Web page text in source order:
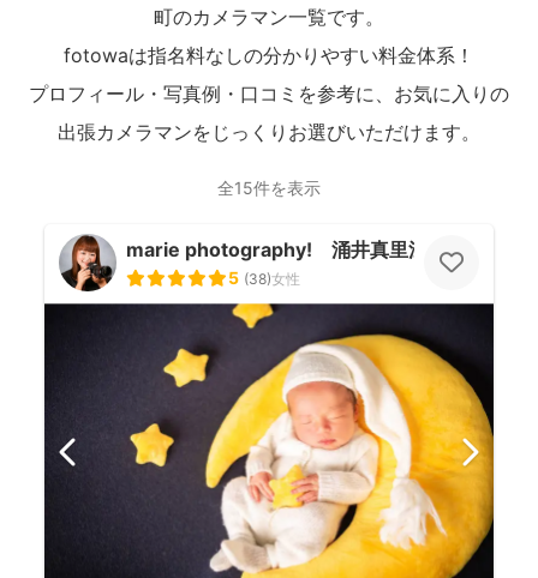
町のカメラマン一覧です。
fotowaは指名料なしの分かりやすい料金体系！
プロフィール・写真例・口コミを参考に、お気に入りの
出張カメラマンをじっくりお選びいただけます。
全15件を表示
marie photography! 涌井真里江
5 (38)女性